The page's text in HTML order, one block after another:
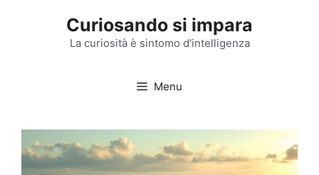
Curiosando si impara
La curiosità è sintomo d'intelligenza
Menu